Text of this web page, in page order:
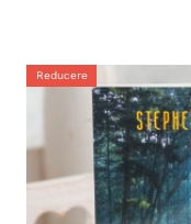
Reducere